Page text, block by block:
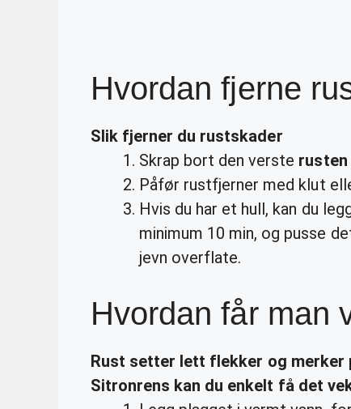
Hvordan fjerne
Slik fjerner du rustskader
Skrap bort den verste rusten
Påfør rustfjerner med klut
Hvis du har et hull, kan du
minimum 10 min, og pusse
jevn overflate.
Hvordan får man
Rust setter lett flekker og merker
Sitronrens kan du enkelt få det